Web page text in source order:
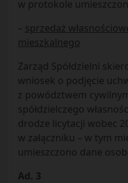
w protokole
– sprzedaż
mieszkalnego
Zarząd Spółdzielni
wniosek o podjęcie
z powództwem
spółdzielczego
drodze licytacji wobec
w załączniku – w tym
umieszczono dane
Ad. 3